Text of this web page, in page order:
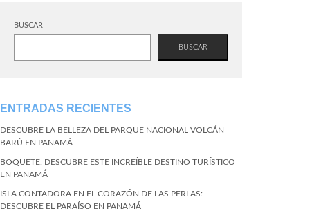
BUSCAR
BUSCAR
ENTRADAS RECIENTES
DESCUBRE LA BELLEZA DEL PARQUE NACIONAL VOLCÁN
BARÚ EN PANAMÁ
BOQUETE: DESCUBRE ESTE INCREÍBLE DESTINO TURÍSTICO
EN PANAMÁ
ISLA CONTADORA EN EL CORAZÓN DE LAS PERLAS:
DESCUBRE EL PARAÍSO EN PANAMÁ